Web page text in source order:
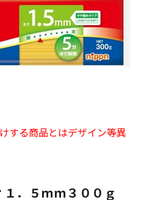
する商品とはデザイン等異
．５ｍｍ３００ｇ